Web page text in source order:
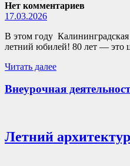
Нет комментариев
17.03.2026
В этом году
летний юбилей! 80 лет — это
Читать далее
Внеурочная
Летний